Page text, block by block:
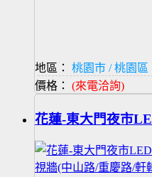
地區：
桃園市 / 桃園區
價格： (來電洽詢)
花蓮-東大門夜市